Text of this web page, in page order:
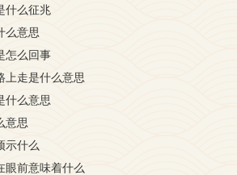
什么征兆
么意思
怎么回事
上走是什么意思
什么意思
意思
示什么
眼前意味着什么